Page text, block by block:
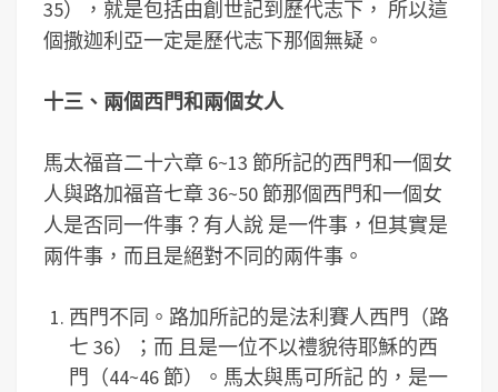
35），就是包括由創世記到歷代志下， 所以這
個撒迦利亞一定是歷代志下那個無疑。
十三、兩個西門和兩個女人
馬太福音二十六章 6~13 節所記的西門和一個女
人與路加福音七章 36~50 節那個西門和一個女
人是否同一件事？有人說 是一件事，但其實是
兩件事，而且是絕對不同的兩件事。
西門不同。路加所記的是法利賽人西門（路
七 36）；而 且是一位不以禮貌待耶穌的西
門（44~46 節）。馬太與馬可所記 的，是一